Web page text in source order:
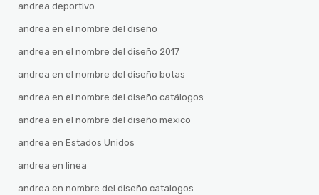
andrea deportivo
andrea en el nombre del diseño
andrea en el nombre del diseño 2017
andrea en el nombre del diseño botas
andrea en el nombre del diseño catálogos
andrea en el nombre del diseño mexico
andrea en Estados Unidos
andrea en linea
andrea en nombre del diseño catalogos